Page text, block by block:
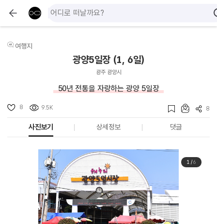
여행지
광양5일장 (1, 6일)
광주 광양시
50년 전통을 자랑하는 광양 5일장
8 9.5K 8
사진보기 상세정보 댓글
1/6